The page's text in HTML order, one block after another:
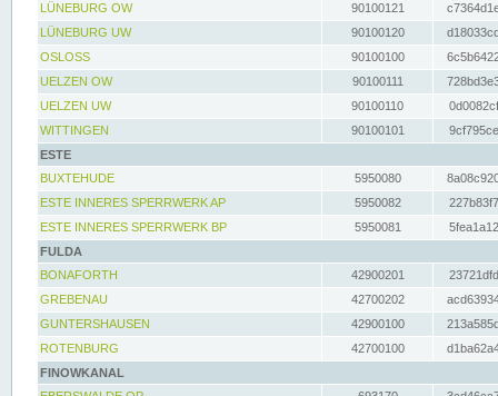
LÜNEBURG OW
90100121
LÜNEBURG UW
90100120
OSLOSS
90100100
UELZEN OW
90100111
UELZEN UW
90100110
WITTINGEN
90100101
ESTE
BUXTEHUDE
5950080
ESTE INNERES SPERRWERK AP
5950082
ESTE INNERES SPERRWERK BP
5950081
FULDA
BONAFORTH
42900201
GREBENAU
42700202
GUNTERSHAUSEN
42900100
ROTENBURG
42700100
FINOWKANAL